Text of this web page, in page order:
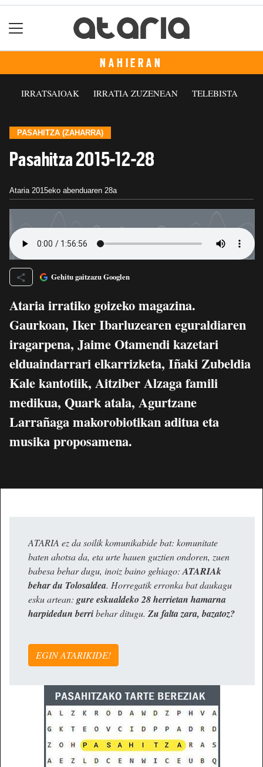
NAHIERAN
IRRATSAIOAK IRRATIA ZUZENEAN TELEBISTA
PASAHITZA (ZAHARRA)
Pasahitza 2015-12-28
Ataria 2015eko abenduaren 28a
Gehitu gaitzazu Googlen
Ataria irratiko goizeko magazina.
Gaurkoan, Iker Ibarluzearen eguraldiaren
iragarpena, Jaime Otamendi kazetari
elduaindarrari elkarrizketa, Iñaki Zubeldia
Kale kantotiik, Aitziber Alzaga famili
medikua, Quark atala, Agurtzane
Larrañaga makorobiotikan aditua eta
musika proposamena.
ATARIA ez da soilik komunikabide bat: komunitate
baten ahotsa da, eta urte hauen guztien ondoren, zuen
babesa behar dugu, inoiz baino gehiago:ATARIAk
behar du Tolosaldea. Horregatik erronka bat daukagu
esku artean: gure eskualdeko 28 herrietan hamarna
harpidedun berribehar ditugu. Zu falta zara, bazatoz?
EGIN ATARIKIDE!